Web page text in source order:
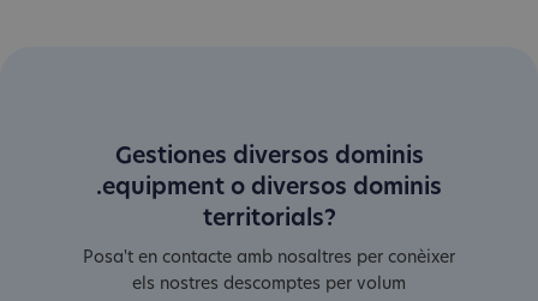
Gestiones diversos dominis
.equipment o diversos dominis
territorials?
Posa't en contacte amb nosaltres per conèixer
els nostres descomptes per volum